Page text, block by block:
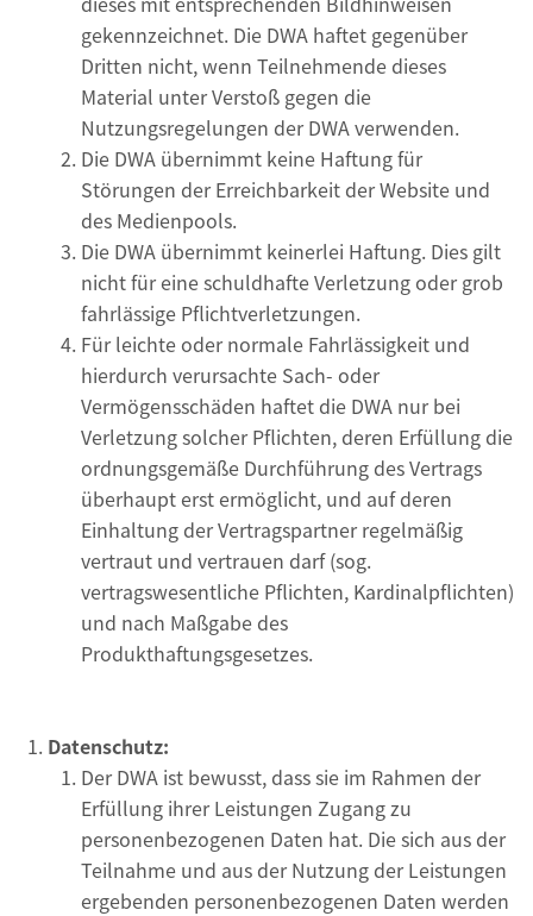
gekennzeichnet. Die DWA haftet gegenüber
Dritten nicht, wenn Teilnehmende dieses
Material unter Verstoß gegen die
Nutzungsregelungen der DWA verwenden.
Die DWA übernimmt keine Haftung für
Störungen der Erreichbarkeit der Website und
des Medienpools.
Die DWA übernimmt keinerlei Haftung. Dies gilt
nicht für eine schuldhafte Verletzung oder grob
fahrlässige Pflichtverletzungen.
Für leichte oder normale Fahrlässigkeit und
hierdurch verursachte Sach- oder
Vermögensschäden haftet die DWA nur bei
Verletzung solcher Pflichten, deren Erfüllung die
ordnungsgemäße Durchführung des Vertrags
überhaupt erst ermöglicht, und auf deren
Einhaltung der Vertragspartner regelmäßig
vertraut und vertrauen darf (sog.
vertragswesentliche Pflichten, Kardinalpflichten)
und nach Maßgabe des
Produkthaftungsgesetzes.
Datenschutz:
Der DWA ist bewusst, dass sie im Rahmen der
Erfüllung ihrer Leistungen Zugang zu
personenbezogenen Daten hat. Die sich aus der
Teilnahme und aus der Nutzung der Leistungen
ergebenden personenbezogenen Daten werden